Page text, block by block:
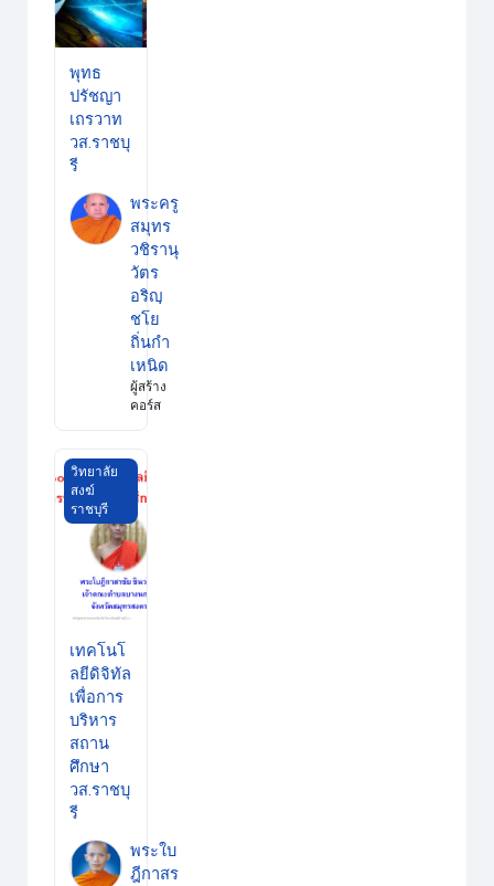
พุทธ
ปรัชญา
เถรวาท
วส.ราชบุ
รี
พระครู
สมุทร
วชิรานุ
วัตร
อริญฺ
ชโย
ถิ่นกำ
เหนิด
ผู้สร้าง
คอร์ส
เทคโนโลยีดิจิทัลเพื่อการบริหารสถานศึกษา วส.ราชบุรี
วิทยาลัย
สงฆ์
ราชบุรี
เทคโนโ
ลยีดิจิทัล
เพื่อการ
บริหาร
สถาน
ศึกษา
วส.ราชบุ
รี
พระใบ
ฎีกาสร